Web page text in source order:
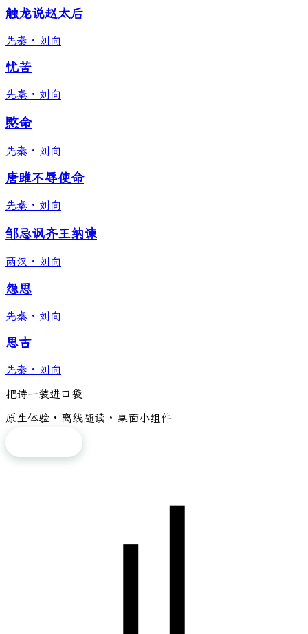
触龙说赵太后
先秦 · 刘向
忧苦
先秦 · 刘向
愍命
先秦 · 刘向
唐雎不辱使命
先秦 · 刘向
邹忌讽齐王纳谏
两汉 · 刘向
怨思
先秦 · 刘向
思古
先秦 · 刘向
把诗一装进口袋
原生体验 · 离线随读 · 桌面小组件